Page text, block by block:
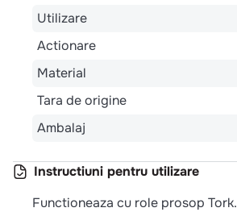
Utilizare
Actionare
Material
Tara de origine
Ambalaj
Instructiuni pentru utilizare
Functioneaza cu role prosop Tork.